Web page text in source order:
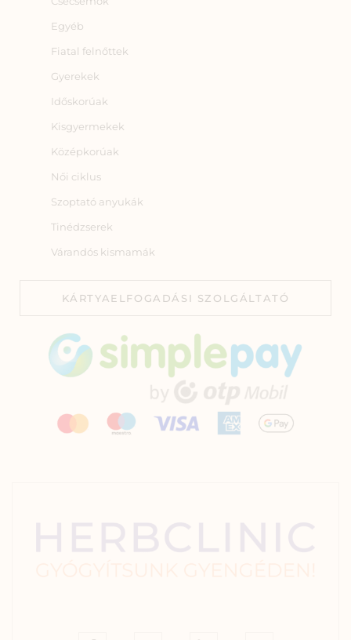
Egyéb
Fiatal felnőttek
Gyerekek
Időskorúak
Kisgyermekek
Középkorúak
Női ciklus
Szoptató anyukák
Tinédzserek
Várandós kismamák
KÁRTYAELFOGADÁSI SZOLGÁLTATÓ